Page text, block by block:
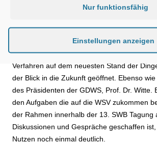
findet am 2. und 3. Februar 2016 in Legden
17 Veranstaltungen, inklusive dreier
SWB Tagung. Geboten werden Referate
Verfahren auf dem neuesten Stand der
der Blick in die Zukunft geöffnet. Ebenso
des Präsidenten der GDWS, Prof. Dr. Witte.
den Aufgaben die auf die WSV zukommen
der Rahmen innerhalb der 13. SWB Tagung
Diskussionen und Gespräche geschaffen
Nutzen noch einmal deutlich.
Nur funktionsfähig
Einstellungen anzeigen